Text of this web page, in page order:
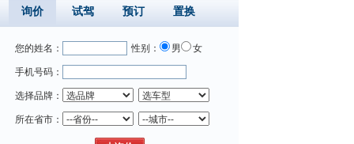
询价 试驾 预订 置换
您的姓名： 性别： 男 女
手机号码：
选择品牌：
所在省市：